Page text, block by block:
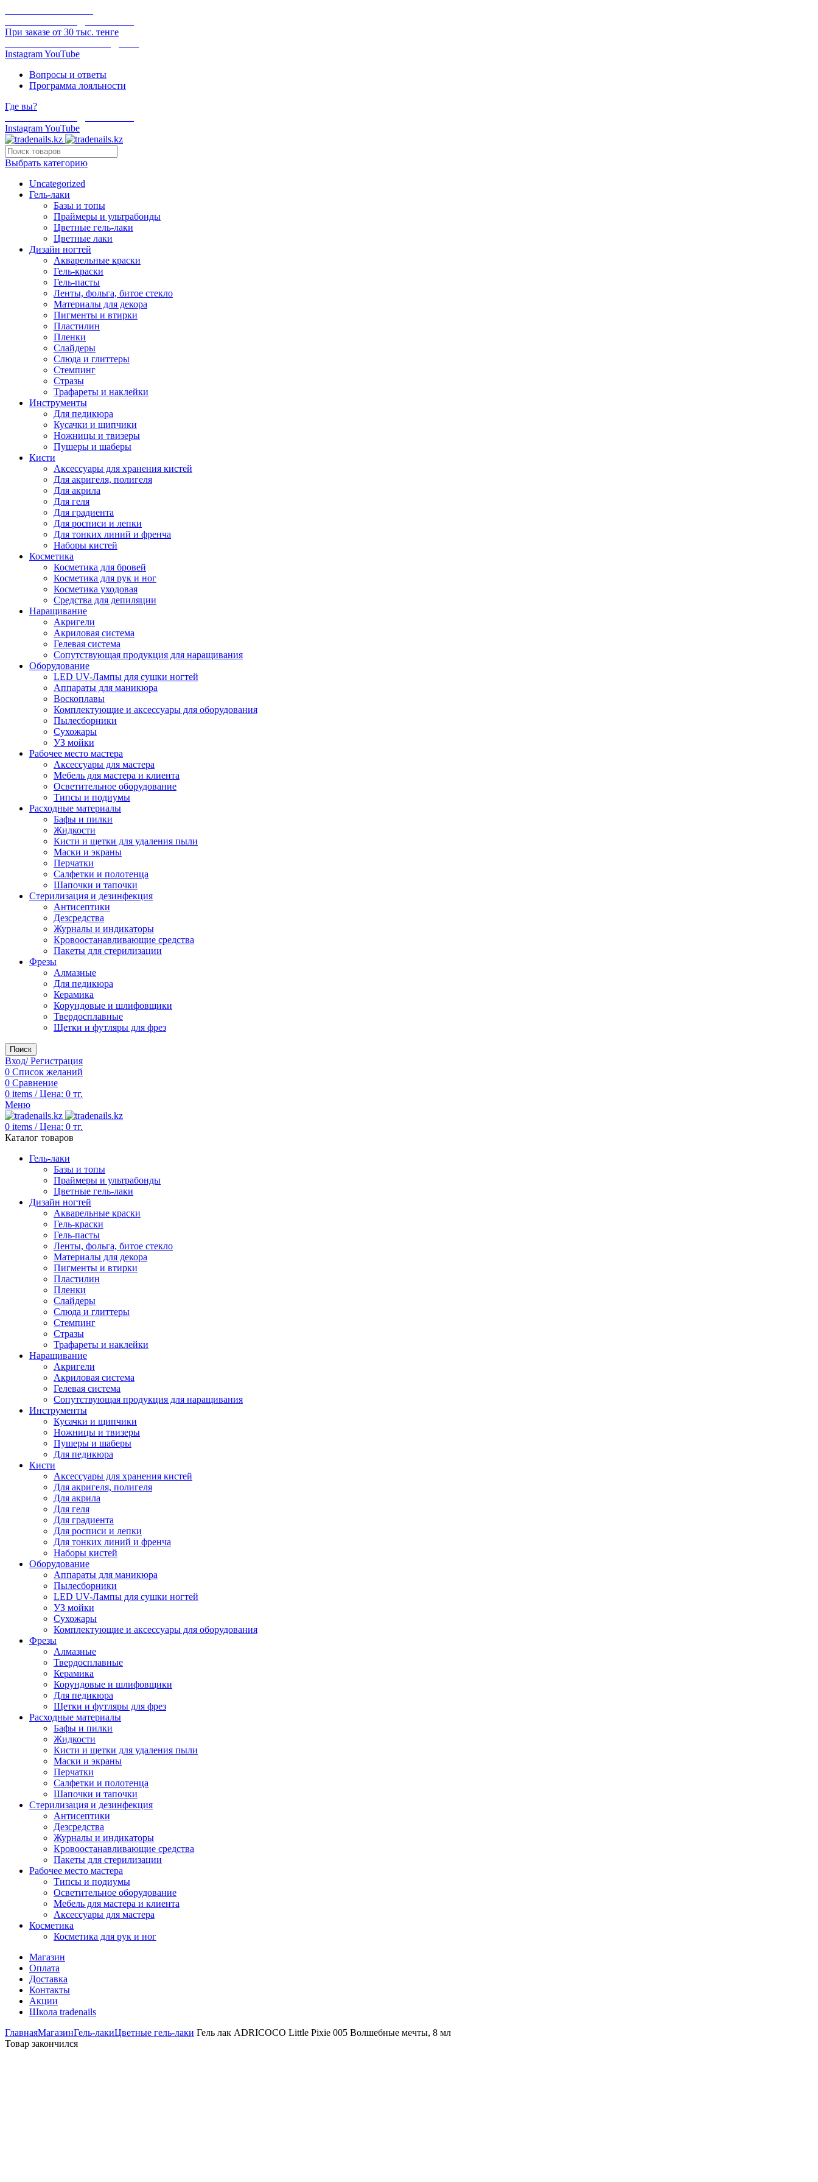
При заказе от 30 тыс. тенге
InstagramYouTube
Вопросы и ответы
Программа лояльности
Где вы?
InstagramYouTube
Выбрать категорию
Uncategorized
Гель-лаки
Базы и топы
Праймеры и ультрабонды
Цветные гель-лаки
Цветные лаки
Дизайн ногтей
Акварельные краски
Гель-краски
Гель-пасты
Ленты, фольга, битое стекло
Материалы для декора
Пигменты и втирки
Пластилин
Пленки
Слайдеры
Слюда и глиттеры
Стемпинг
Стразы
Трафареты и наклейки
Инструменты
Для педикюра
Кусачки и щипчики
Ножницы и твизеры
Пушеры и шаберы
Кисти
Аксессуары для хранения кистей
Для акригеля, полигеля
Для акрила
Для геля
Для градиента
Для росписи и лепки
Для тонких линий и френча
Наборы кистей
Косметика
Косметика для бровей
Косметика для рук и ног
Косметика уходовая
Средства для депиляции
Наращивание
Акригели
Акриловая система
Гелевая система
Сопутствующая продукция для наращивания
Оборудование
LED UV-Лампы для сушки ногтей
Аппараты для маникюра
Воскоплавы
Комплектующие и аксессуары для оборудования
Пылесборники
Сухожары
УЗ мойки
Рабочее место мастера
Аксессуары для мастера
Мебель для мастера и клиента
Осветительное оборудование
Типсы и подиумы
Расходные материалы
Бафы и пилки
Жидкости
Кисти и щетки для удаления пыли
Маски и экраны
Перчатки
Салфетки и полотенца
Шапочки и тапочки
Стерилизация и дезинфекция
Антисептики
Дезсредства
Журналы и индикаторы
Кровоостанавливающие средства
Пакеты для стерилизации
Фрезы
Алмазные
Для педикюра
Керамика
Корундовые и шлифовщики
Твердосплавные
Щетки и футляры для фрез
Поиск
Вход/ Регистрация
0 Список желаний
0 Сравнение
0 items / Цена: 0 тг.
Меню
0 items / Цена: 0 тг.
Каталог товаров
Гель-лаки
Базы и топы
Праймеры и ультрабонды
Цветные гель-лаки
Дизайн ногтей
Акварельные краски
Гель-краски
Гель-пасты
Ленты, фольга, битое стекло
Материалы для декора
Пигменты и втирки
Пластилин
Пленки
Слайдеры
Слюда и глиттеры
Стемпинг
Стразы
Трафареты и наклейки
Наращивание
Акригели
Акриловая система
Гелевая система
Сопутствующая продукция для наращивания
Инструменты
Кусачки и щипчики
Ножницы и твизеры
Пушеры и шаберы
Для педикюра
Кисти
Аксессуары для хранения кистей
Для акригеля, полигеля
Для акрила
Для геля
Для градиента
Для росписи и лепки
Для тонких линий и френча
Наборы кистей
Оборудование
Аппараты для маникюра
Пылесборники
LED UV-Лампы для сушки ногтей
УЗ мойки
Сухожары
Комплектующие и аксессуары для оборудования
Фрезы
Алмазные
Твердосплавные
Керамика
Корундовые и шлифовщики
Для педикюра
Щетки и футляры для фрез
Расходные материалы
Бафы и пилки
Жидкости
Кисти и щетки для удаления пыли
Маски и экраны
Перчатки
Салфетки и полотенца
Шапочки и тапочки
Стерилизация и дезинфекция
Антисептики
Дезсредства
Журналы и индикаторы
Кровоостанавливающие средства
Пакеты для стерилизации
Рабочее место мастера
Типсы и подиумы
Осветительное оборудование
Мебель для мастера и клиента
Аксессуары для мастера
Косметика
Косметика для рук и ног
Магазин
Оплата
Доставка
Контакты
Акции
Школа tradenails
ГлавнаяМагазинГель-лакиЦветные гель-лаки Гель лак ADRICOCO Little Pixie 005 Волшебные мечты, 8 мл
Товар закончился